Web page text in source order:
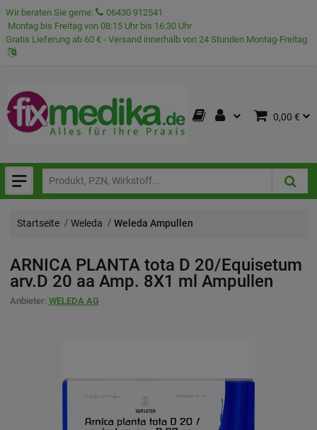
Wir beraten Sie gerne:
06430 912541
Montag bis Freitag von 08:15 Uhr bis 16:30 Uhr
Gratis Lieferung ab 60 € - Versand innerhalb von 24 Stunden Montag-Freitag
0,00 €
Startseite Weleda Weleda Ampullen
ARNICA PLANTA tota D 20/Equisetum
arv.D 20 aa Amp. 8X1 ml Ampullen
Anbieter: WELEDA AG